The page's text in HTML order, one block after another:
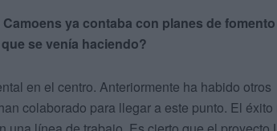
ya contaba con planes de
se venía haciendo?
en el centro. Anteriormente ha habido otros
colaborado para llegar a este punto. El éxito